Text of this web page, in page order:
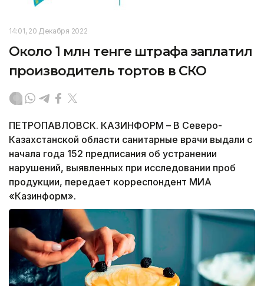
14:01, 20 Декабря 2022
Около 1 млн тенге штрафа заплатил
производитель тортов в СКО
ПЕТРОПАВЛОВСК. КАЗИНФОРМ – В Северо-
Казахстанской области санитарные врачи выдали с
начала года 152 предписания об устранении
нарушений, выявленных при исследовании проб
продукции, передает корреспондент МИА
«Казинформ».